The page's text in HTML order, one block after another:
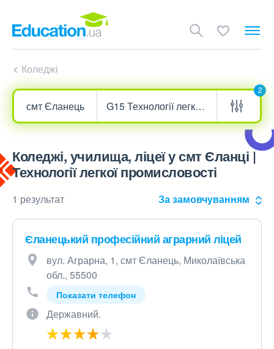
Коледжі
2
Коледжі, училища, ліцеї у смт Єланці |
Технології легкої промисловості
1 результат За замовчуванням
Єланецький професійний аграрний ліцей
вул. Аграрна, 1, смт Єланець, Миколаївська
обл., 55500
Показати телефон
Державний.